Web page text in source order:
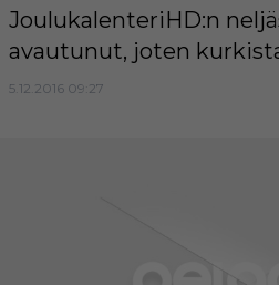
JoulukalenteriHD:n
avautunut, joten
5.12.2016 09:27